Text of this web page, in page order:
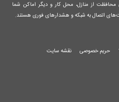
محافظت از منازل، محل کار و دیگر اماکن شما
اتصال به شبکه و هشدارهای فوری هستند.
حریم خصوصی نقشه سایت